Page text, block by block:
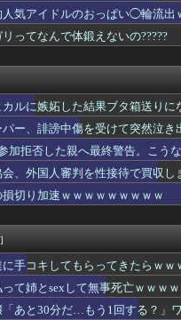
すぎて一般男性が隣に並ぶとチ
ｗｗｗｗｗｗｗｗｗｗｗｗｗｗ
ｗｗｗｗｗｗｗｗｗｗｗｗｗｗｗ
、配信でお◯ぱいを見せつけな
さん、違いすぎて炎上してしま
インを派手に超えた結果規約違
チで限界へ…「サ終」相次ぎ
90％減少・・・・・
たしてもエチエチボデーを披露
カル、客席ダイブでお胸を揉ま
を性的対象にするポーズがこれ
師にそっくりなんやけど」妻「
ｗｗｗｗｗｗ
させにかかりすぎだろwww
んでしまう🥺
めちゃくちゃ悪化してた…
破wwwww
ｗｗｗｗｗwwww
人気アイドルのおっぱい◯輪流出
ってなんで体鍛えないの?????
ルに嫉妬した結果ブタ箱送り
ー、誹謗中傷を受けて突然泣き
加拒否した親へ最終警告。こう
、外国人審判を性接待で買収し
切り加速ｗｗｗｗｗｗｗｗｗ
に手コキしてもらってきたらｗ
って姉とsexして無事死亡ｗｗｗ
「あと30分だ…もう1回する？」